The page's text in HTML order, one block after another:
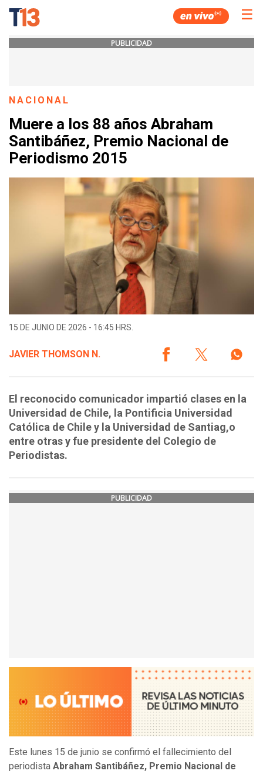
☰
PUBLICIDAD
NACIONAL
Muere a los 88 años Abraham
Santibáñez, Premio Nacional de
Periodismo 2015
15 DE JUNIO DE 2026 - 16:45 HRS.
JAVIER THOMSON N.
El reconocido comunicador impartió clases en la
Universidad de Chile, la Pontificia Universidad
Católica de Chile y la Universidad de Santiag,o
entre otras y fue presidente del Colegio de
Periodistas.
PUBLICIDAD
Este lunes 15 de junio se confirmó el fallecimiento del
periodista Abraham Santibáñez, Premio Nacional de